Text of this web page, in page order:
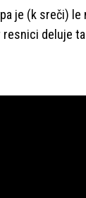
je (k sreči)
deluje